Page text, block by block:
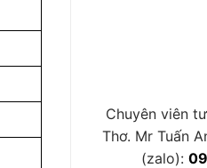
Chuyên viên
Thơ. Mr Tuấn
(zalo):